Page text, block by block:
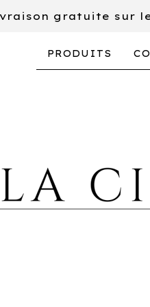
gratuite sur
PRODUITS